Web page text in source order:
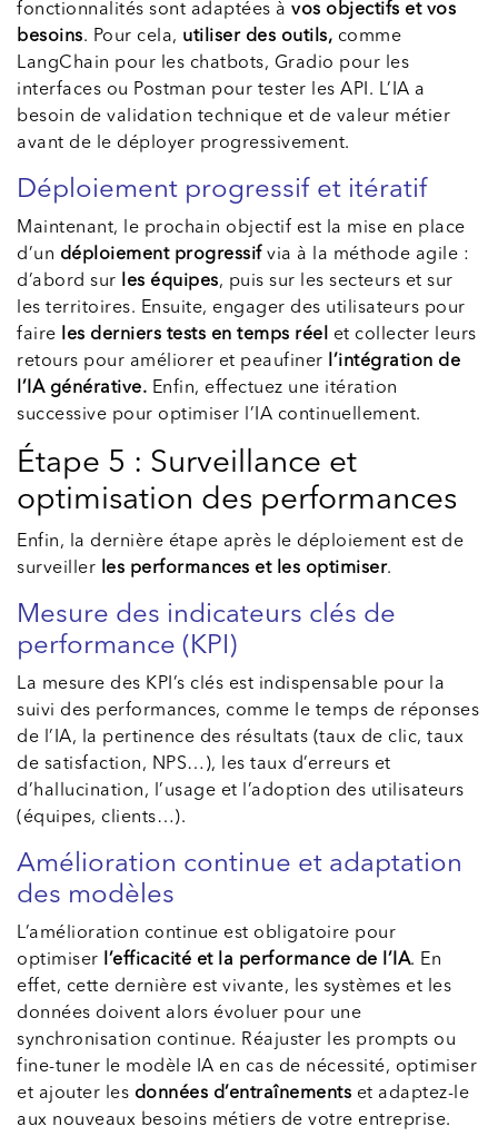
fonctionnalités sont adaptées à vos objectifs et vos
besoins. Pour cela, utiliser des outils, comme
LangChain pour les chatbots, Gradio pour les
interfaces ou Postman pour tester les API. L’IA a
besoin de validation technique et de valeur métier
avant de le déployer progressivement.
Déploiement progressif et itératif
Maintenant, le prochain objectif est la mise en place
d’un déploiement progressifvia à la méthode agile :
d’abord sur les équipes, puis sur les secteurs et sur
les territoires. Ensuite, engager des utilisateurs pour
faire les derniers tests en temps réel et collecter leurs
retours pour améliorer et peaufiner l’intégration de
l’IA générative. Enfin, effectuez une itération
successive pour optimiser l’IA continuellement.
Étape 5 : Surveillance et
optimisation des performances
Enfin, la dernière étape après le déploiement est de
surveiller les performances et les optimiser.
Mesure des indicateurs clés de
performance (KPI)
La mesure des KPI’s clés est indispensable pour la
suivi des performances, comme le temps de réponses
de l’IA, la pertinence des résultats (taux de clic, taux
de satisfaction, NPS…), les taux d’erreurs et
d’hallucination, l’usage et l’adoption des utilisateurs
(équipes, clients…).
Amélioration continue et adaptation
des modèles
L’amélioration continue est obligatoire pour
optimiser l’efficacité et la performance de l’IA. En
effet, cette dernière est vivante, les systèmes et les
données doivent alors évoluer pour une
synchronisation continue. Réajuster les prompts ou
fine-tuner le modèle IA en cas de nécessité, optimiser
et ajouter les données d’entraînements et adaptez-le
aux nouveaux besoins métiers de votre entreprise.